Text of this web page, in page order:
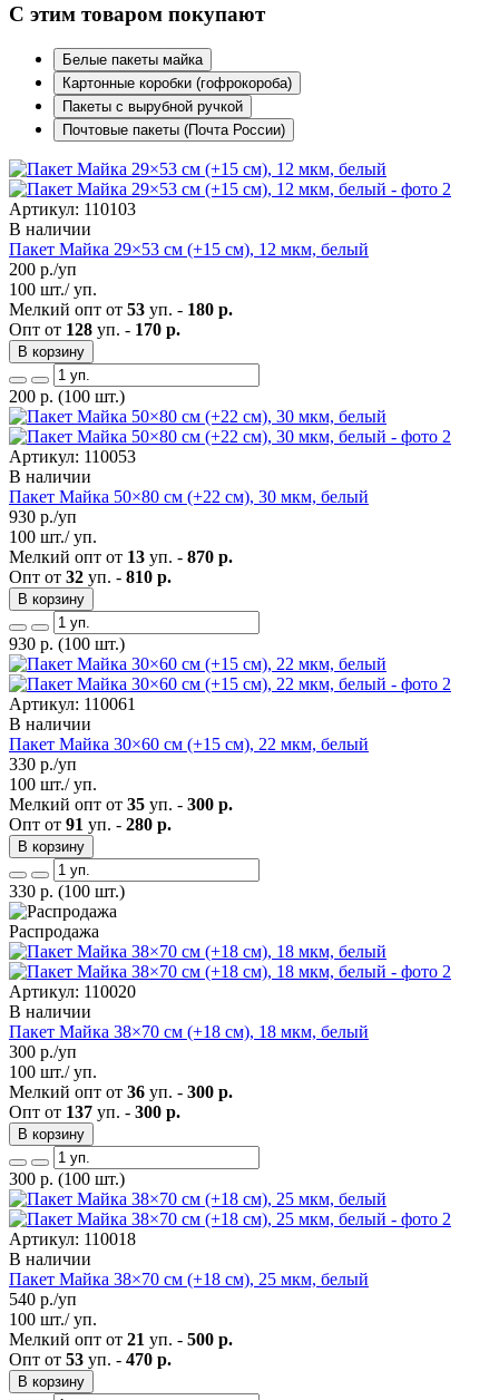
С этим товаром покупают
Белые пакеты майка
Картонные коробки (гофрокороба)
Пакеты с вырубной ручкой
Почтовые пакеты (Почта России)
Артикул: 110103
В наличии
Пакет Майка 29×53 см (+15 см), 12 мкм, белый
200 р./уп
100 шт./ уп.
Мелкий опт от 53 уп. - 180 р.
Опт от 128 уп. - 170 р.
В корзину
200 р. (100 шт.)
Артикул: 110053
В наличии
Пакет Майка 50×80 см (+22 см), 30 мкм, белый
930 р./уп
100 шт./ уп.
Мелкий опт от 13 уп. - 870 р.
Опт от 32 уп. - 810 р.
В корзину
930 р. (100 шт.)
Артикул: 110061
В наличии
Пакет Майка 30×60 см (+15 см), 22 мкм, белый
330 р./уп
100 шт./ уп.
Мелкий опт от 35 уп. - 300 р.
Опт от 91 уп. - 280 р.
В корзину
330 р. (100 шт.)
Распродажа
Артикул: 110020
В наличии
Пакет Майка 38×70 см (+18 см), 18 мкм, белый
300 р./уп
100 шт./ уп.
Мелкий опт от 36 уп. - 300 р.
Опт от 137 уп. - 300 р.
В корзину
300 р. (100 шт.)
Артикул: 110018
В наличии
Пакет Майка 38×70 см (+18 см), 25 мкм, белый
540 р./уп
100 шт./ уп.
Мелкий опт от 21 уп. - 500 р.
Опт от 53 уп. - 470 р.
В корзину